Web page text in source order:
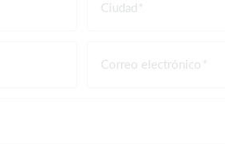
Ciudad
Correo electrónico